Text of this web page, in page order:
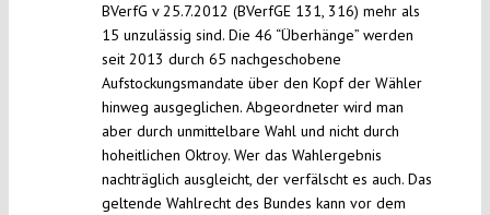
BVerfG v 25.7.2012 (BVerfGE 131, 316) mehr als
15 unzulässig sind. Die 46 “Überhänge” werden
seit 2013 durch 65 nachgeschobene
Aufstockungsmandate über den Kopf der Wähler
hinweg ausgeglichen. Abgeordneter wird man
aber durch unmittelbare Wahl und nicht durch
hoheitlichen Oktroy. Wer das Wahlergebnis
nachträglich ausgleicht, der verfälscht es auch. Das
geltende Wahlrecht des Bundes kann vor dem